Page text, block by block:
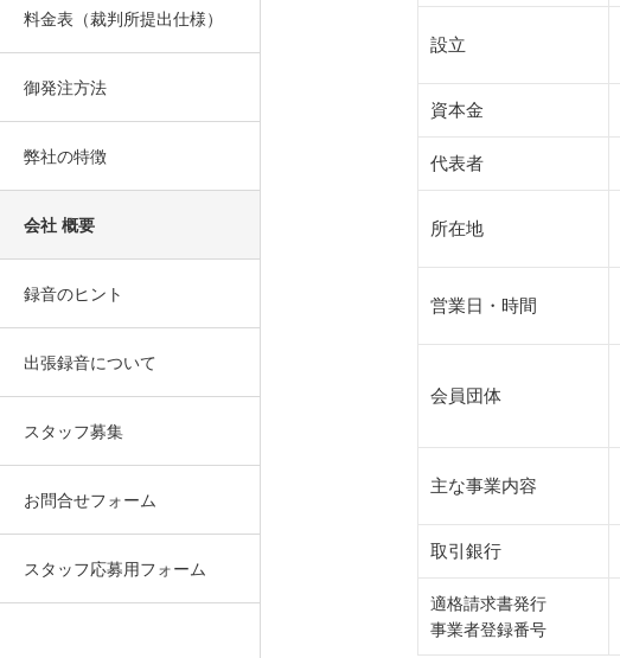
料金表（裁判所提出仕様）
御発注方法
弊社の特徴
会社 概要
録音のヒント
出張録音について
スタッフ募集
お問合せフォーム
スタッフ応募用フォーム
設立
資本金
代表者
所在地
営業日・時間
会員団体
主な事業内容
取引銀行
適格請求書発行
事業者登録番号